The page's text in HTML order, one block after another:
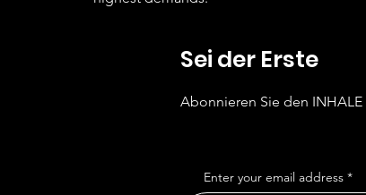
Sei der Erste
Abonnieren Sie den INHALE
Enter your email address